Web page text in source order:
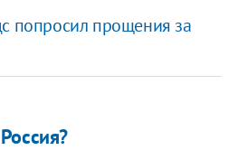
попросил прощения за